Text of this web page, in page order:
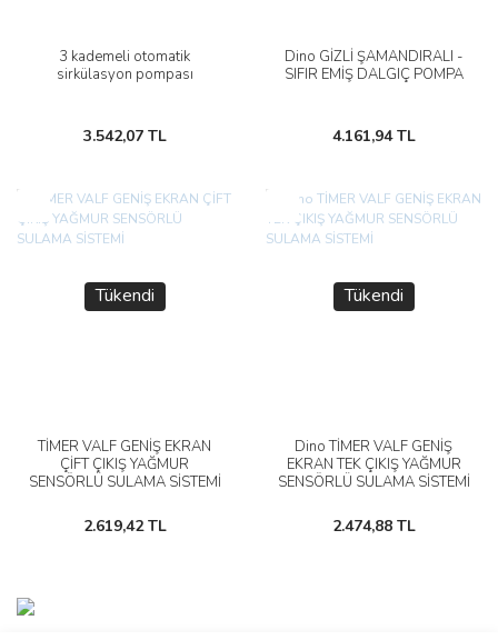
3 kademeli otomatik
sirkülasyon pompası
3.542,07 TL
Dino GİZLİ ŞAMANDIRALI -
SIFIR EMİŞ DALGIÇ POMPA
4.161,94 TL
Tükendi
TİMER VALF GENİŞ EKRAN
ÇİFT ÇIKIŞ YAĞMUR
SENSÖRLÜ SULAMA SİSTEMİ
2.619,42 TL
Tükendi
Dino TİMER VALF GENİŞ
EKRAN TEK ÇIKIŞ YAĞMUR
SENSÖRLÜ SULAMA SİSTEMİ
2.474,88 TL